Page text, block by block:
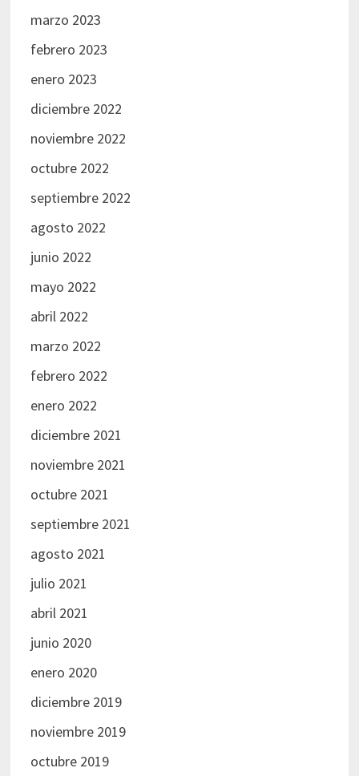
marzo 2023
febrero 2023
enero 2023
diciembre 2022
noviembre 2022
octubre 2022
septiembre 2022
agosto 2022
junio 2022
mayo 2022
abril 2022
marzo 2022
febrero 2022
enero 2022
diciembre 2021
noviembre 2021
octubre 2021
septiembre 2021
agosto 2021
julio 2021
abril 2021
junio 2020
enero 2020
diciembre 2019
noviembre 2019
octubre 2019